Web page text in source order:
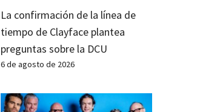
La confirmación de la línea de
tiempo de Clayface plantea
preguntas sobre la DCU
6 de agosto de 2026